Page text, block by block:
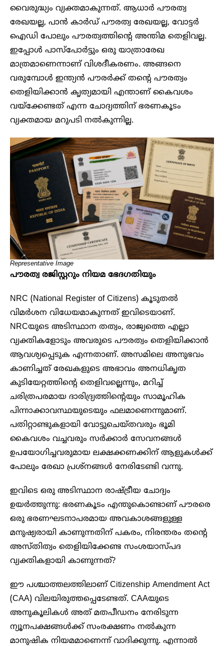
വൈരുദ്ധ്യം വ്യക്തമാകുന്നത്. ആധാർ പൗരത്വ
രേഖയല്ല, പാൻ കാർഡ് പൗരത്വ രേഖയല്ല, വോട്ടർ
ഐഡി പോലും പൗരത്വത്തിന്റെ അന്തിമ തെളിവല്ല.
ഇപ്പോൾ പാസ്പോർട്ടും ഒരു യാത്രാരേഖ
മാത്രമാണെന്നാണ് വിശദീകരണം. അങ്ങനെ
വരുമ്പോൾ ഇന്ത്യൻ പൗരർക്ക് തന്റെ പൗരത്വം
തെളിയിക്കാൻ കൃത്യമായി എന്താണ് കൈവശം
വയ്ക്കേണ്ടത് എന്ന ചോദ്യത്തിന് ഭരണകൂടം
വ്യക്തമായ മറുപടി നൽകുന്നില്ല.
Representative Image
പൗരത്വ രജിസ്റ്ററും നിയമ ഭേദഗതിയും
NRC (National Register of Citizens) കൂടുതൽ
വിമർശന വിധേയമാകുന്നത് ഇവിടെയാണ്.
NRCയുടെ അടിസ്ഥാന തത്വം, രാജ്യത്തെ എല്ലാ
വ്യക്തികളോടും അവരുടെ പൗരത്വം തെളിയിക്കാൻ
ആവശ്യപ്പെടുക എന്നതാണ്. അസമിലെ അനുഭവം
കാണിച്ചത് രേഖകളുടെ അഭാവം അനധികൃത
കുടിയേറ്റത്തിന്റെ തെളിവല്ലെന്നും, മറിച്ച്
ചരിത്രപരമായ ദാരിദ്ര്യത്തിന്റെയും സാമൂഹിക
പിന്നാക്കാവസ്ഥയുടെയും ഫലമാണെന്നുമാണ്.
പതിറ്റാണ്ടുകളായി വോട്ടുചെയ്തവരും ഭൂമി
കൈവശം വച്ചവരും സർക്കാർ സേവനങ്ങൾ
ഉപയോഗിച്ചവരുമായ ലക്ഷക്കണക്കിന് ആളുകൾക്ക്
പോലും രേഖാ പ്രശ്നങ്ങൾ നേരിടേണ്ടി വന്നു.
ഇവിടെ ഒരു അടിസ്ഥാന രാഷ്ട്രീയ ചോദ്യം
ഉയർത്തുന്നു: ഭരണകൂടം എന്തുകൊണ്ടാണ് പൗരരെ
ഒരു ഭരണഘടനാപരമായ അവകാശങ്ങളുള്ള
മനുഷ്യരായി കാണുന്നതിന് പകരം, നിരന്തരം തന്റെ
അസ്തിത്വം തെളിയിക്കേണ്ട സംശയാസ്പദ
വ്യക്തികളായി കാണുന്നത്?
ഈ പശ്ചാത്തലത്തിലാണ് Citizenship Amendment Act
(CAA) വിലയിരുത്തപ്പെടേണ്ടത്. CAAയുടെ
അനുകൂലികൾ അത് മതപീഡനം നേരിടുന്ന
ന്യൂനപക്ഷങ്ങൾക്ക് സംരക്ഷണം നൽകുന്ന
മാനുഷിക നിയമമാണെന്ന് വാദിക്കുന്നു. എന്നാൽ